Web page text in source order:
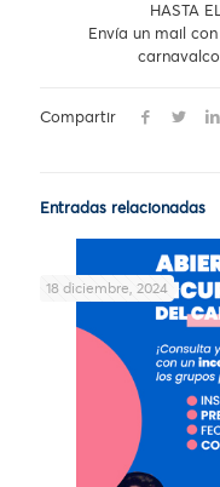
HASTA
Envía un mail
Compartir
Entradas relacionadas
18 diciembre, 2024